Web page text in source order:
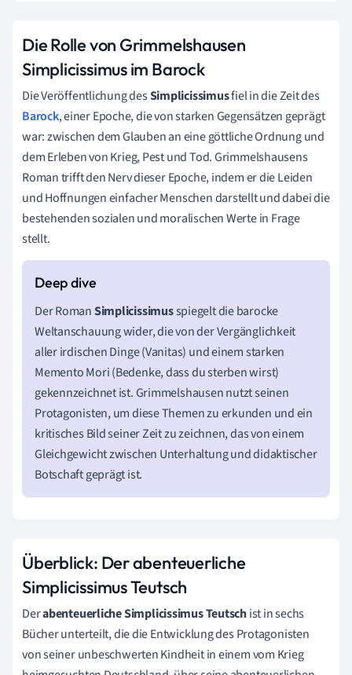
Die Rolle von Grimmelshausen
Simplicissimus im Barock
Die Veröffentlichung desSimplicissimusfiel in die Zeit des
Barock, einer Epoche, die von starken Gegensätzen geprägt
war: zwischen dem Glauben an eine göttliche Ordnung und
dem Erleben von Krieg, Pest und Tod. Grimmelshausens
Roman trifft den Nerv dieser Epoche, indem er die Leiden
und Hoffnungen einfacher Menschen darstellt und dabei die
bestehenden sozialen und moralischen Werte in Frage
stellt.
Der RomanSimplicissimusspiegelt die barocke
Weltanschauung wider, die von der Vergänglichkeit
aller irdischen Dinge (Vanitas) und einem starken
Memento Mori (Bedenke, dass du sterben wirst)
gekennzeichnet ist. Grimmelshausen nutzt seinen
Protagonisten, um diese Themen zu erkunden und ein
kritisches Bild seiner Zeit zu zeichnen, das von einem
Gleichgewicht zwischen Unterhaltung und didaktischer
Botschaft geprägt ist.
Überblick: Der abenteuerliche
Simplicissimus Teutsch
Derabenteuerliche Simplicissimus Teutschist in sechs
Bücher unterteilt, die die Entwicklung des Protagonisten
von seiner unbeschwerten Kindheit in einem vom Krieg